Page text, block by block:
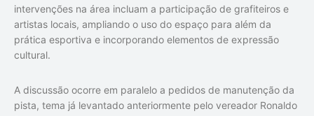
intervenções na área incluam a participação de grafiteiros e
artistas locais, ampliando o uso do espaço para além da
prática esportiva e incorporando elementos de expressão
cultural.
A discussão ocorre em paralelo a pedidos de manutenção da
pista, tema já levantado anteriormente pelo vereador Ronaldo